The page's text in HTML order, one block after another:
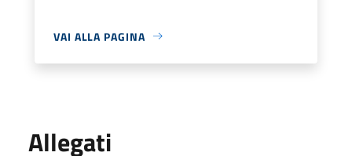
VAI ALLA PAGINA
Allegati